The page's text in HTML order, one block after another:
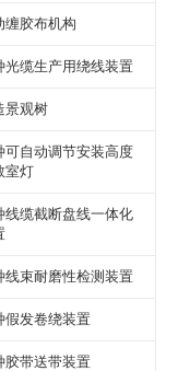
缠胶布机构
光缆生产用绕线装置
景观树
可自动调节安装高度
室灯
线缆截断盘线一体化
线束耐磨性检测装置
假发卷绕装置
胶带送带装置